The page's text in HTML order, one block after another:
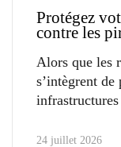
Protégez
contre les
Alors que les
s’intègrent de
24 juillet 2026